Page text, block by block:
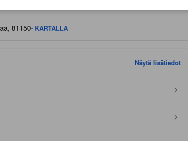
81150- KARTALLA
Näytä lisätiedot